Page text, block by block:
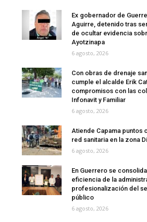
Ex gobernador de
Aguirre, detenido tras
de ocultar evidencia
Ayotzinapa
6 agosto, 2026
Con obras de drenaje
cumple el alcalde Erik
compromisos con las
Infonavit y Familiar
6 agosto, 2026
Atiende Capama puntos
red sanitaria en la zona
6 agosto, 2026
En Guerrero se
eficiencia de la
profesionalización del
público
6 agosto, 2026